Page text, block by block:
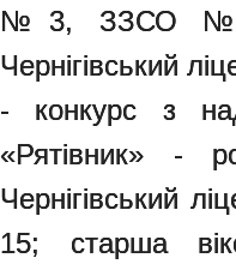
№3, ЗЗСО
Чернігівський
- конкурс з
«Рятівник» -
15; старша